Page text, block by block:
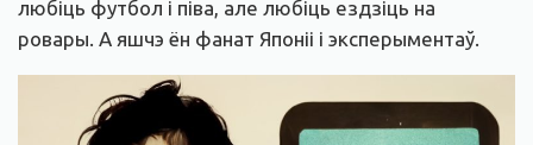
любіць футбол і піва, але любіць ездзіць на
ровары. А яшчэ ён фанат Японіі і эксперыментаў.